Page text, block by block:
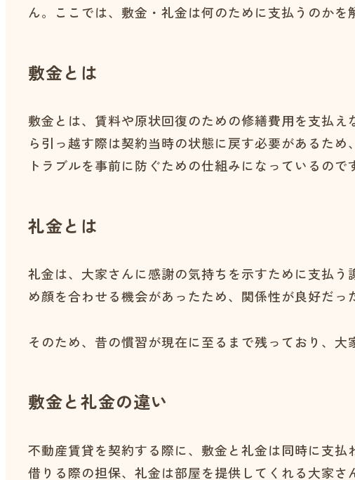
ん。ここでは、敷金・礼金は何のために支払うのか
敷金とは
敷金とは、賃料や原状回復のための修繕費用を支払
ら引っ越す際は契約当時の状態に戻す必要があるた
トラブルを事前に防ぐための仕組みになっているので
礼金とは
礼金は、大家さんに感謝の気持ちを示すために支払
め顔を合わせる機会があったため、関係性が良好だっ
そのため、昔の慣習が現在に至るまで残っており、
敷金と礼金の違い
不動産賃貸を契約する際に、敷金と礼金は同時に支
借りる際の担保、礼金は部屋を提供してくれる大家さ